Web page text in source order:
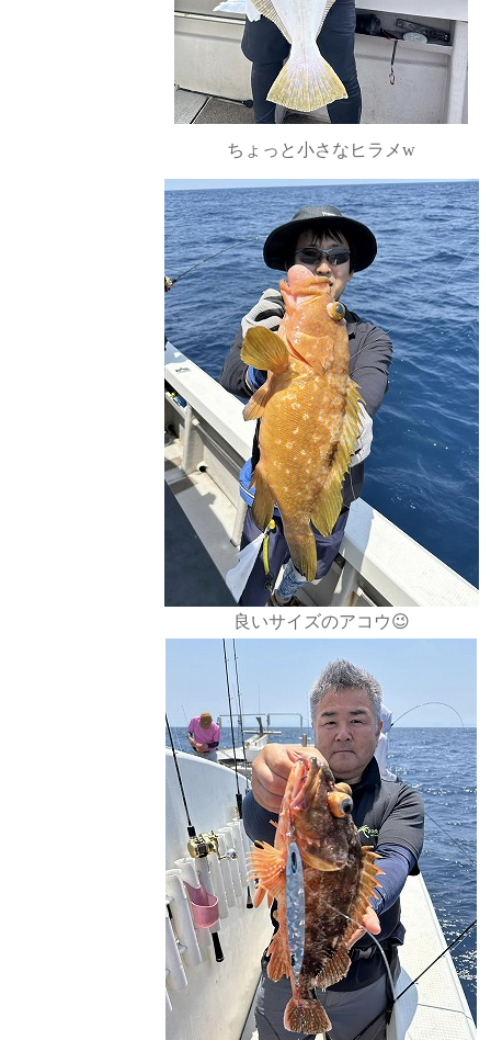
ちょっと小さなヒラメw
良いサイズのアコウ😉